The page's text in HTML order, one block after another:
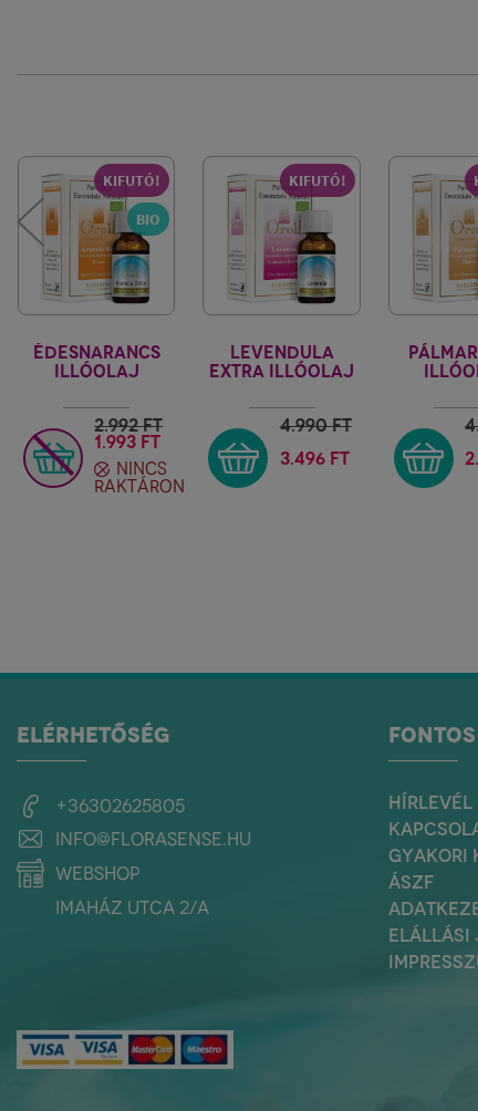
KIFUTÓ!
BIO
ÉDESNARANCS
ILLÓOLAJ
2.992FT
1.993 FT
NINCS
RAKTÁRON
KIFUTÓ!
LEVENDULA
EXTRA ILLÓOLAJ
4.990FT
3.496 FT
ELÉRHETŐSÉG
+36302625805
info@florasense.hu
webshop
Imaház utca 2/a
HÍRLEVÉL
GYAKORI
ÁSZF
ELÁLLÁSI